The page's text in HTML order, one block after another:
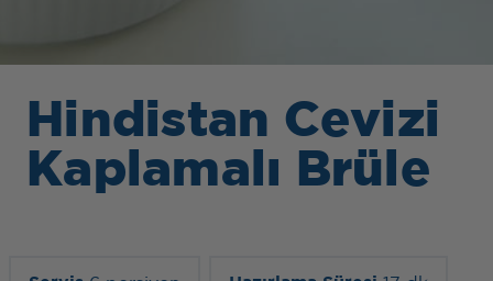
Hindistan Cevizi
Kaplamalı Brüle